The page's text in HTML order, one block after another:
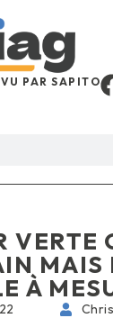
PAR SAPITO
VERTE
MAIS
À